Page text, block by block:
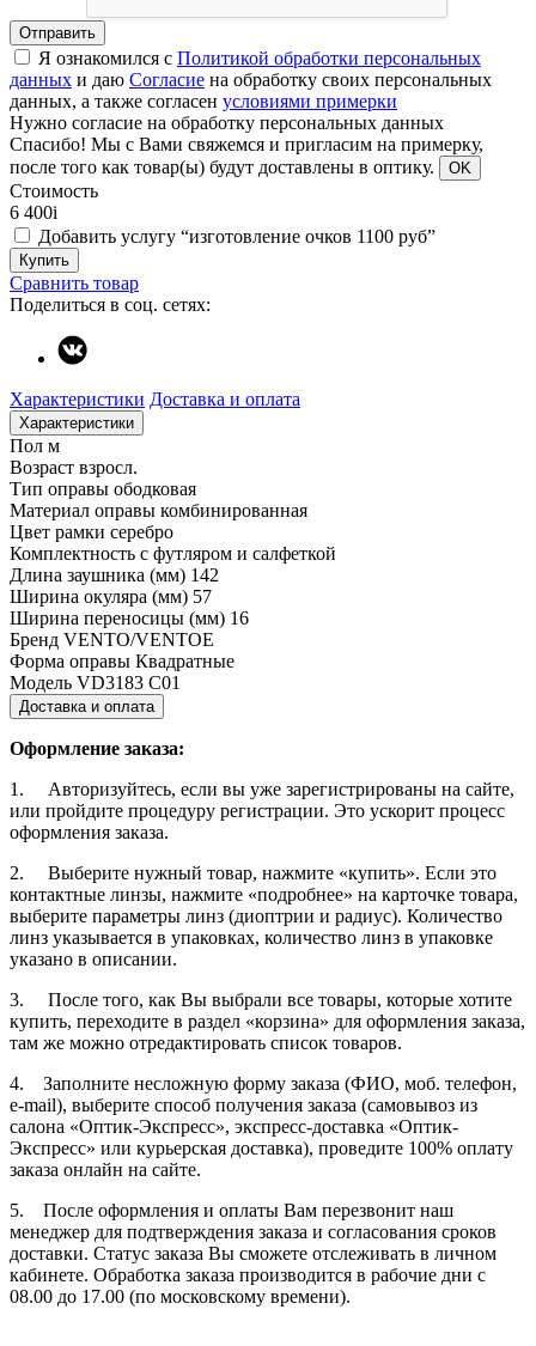
Отправить
Я ознакомился с Политикой обработки персональных
данных и даю Согласие на обработку своих персональных
данных, а также согласен условиями примерки
Нужно согласие на обработку персональных данных
Спасибо! Мы с Вами свяжемся и пригласим на примерку,
после того как товар(ы) будут доставлены в оптику.
OK
Стоимость
6 400i
Добавить услугу “изготовление очков 1100 руб”
Купить
Сравнить товар
Поделиться в соц. сетях:
Характеристики Доставка и оплата
Характеристики
Пол м
Возраст взросл.
Тип оправы ободковая
Материал оправы комбинированная
Цвет рамки серебро
Комплектность с футляром и салфеткой
Длина заушника (мм) 142
Ширина окуляра (мм) 57
Ширина переносицы (мм) 16
Бренд VENTO/VENTOE
Форма оправы Квадратные
Модель VD3183 C01
Доставка и оплата
Оформление заказа:
1. Авторизуйтесь, если вы уже зарегистрированы на сайте,
или пройдите процедуру регистрации. Это ускорит процесс
оформления заказа.
2. Выберите нужный товар, нажмите «купить». Если это
контактные линзы, нажмите «подробнее» на карточке товара,
выберите параметры линз (диоптрии и радиус). Количество
линз указывается в упаковках, количество линз в упаковке
указано в описании.
3. После того, как Вы выбрали все товары, которые хотите
купить, переходите в раздел «корзина» для оформления заказа,
там же можно отредактировать список товаров.
4. Заполните несложную форму заказа (ФИО, моб. телефон,
e-mail), выберите способ получения заказа (самовывоз из
салона «Оптик-Экспресс», экспресс-доставка «Оптик-
Экспресс» или курьерская доставка), проведите 100% оплату
заказа онлайн на сайте.
5. После оформления и оплаты Вам перезвонит наш
менеджер для подтверждения заказа и согласования сроков
доставки. Статус заказа Вы сможете отслеживать в личном
кабинете. Обработка заказа производится в рабочие дни с
08.00 до 17.00 (по московскому времени).